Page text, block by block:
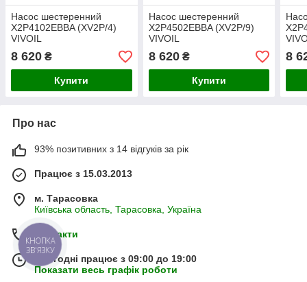
Насос шестеренний
X2P4102EBBA (XV2P/4)
VIVOIL
8 620 ₴
Купити
Насос шестеренний
X2P4502EBBA (XV2P/9)
VIVOIL
8 620₴
Купити
8
Про нас
93% позитивних з 14 відгуків за рік
Працює з 15.03.2013
м. Тарасовка
Київська область, Тарасовка, Україна
Контакти
Сьогодні працює з 09:00 до 19:00
Показати весь графік роботи
КНОПКА
ЗВ'ЯЗКУ